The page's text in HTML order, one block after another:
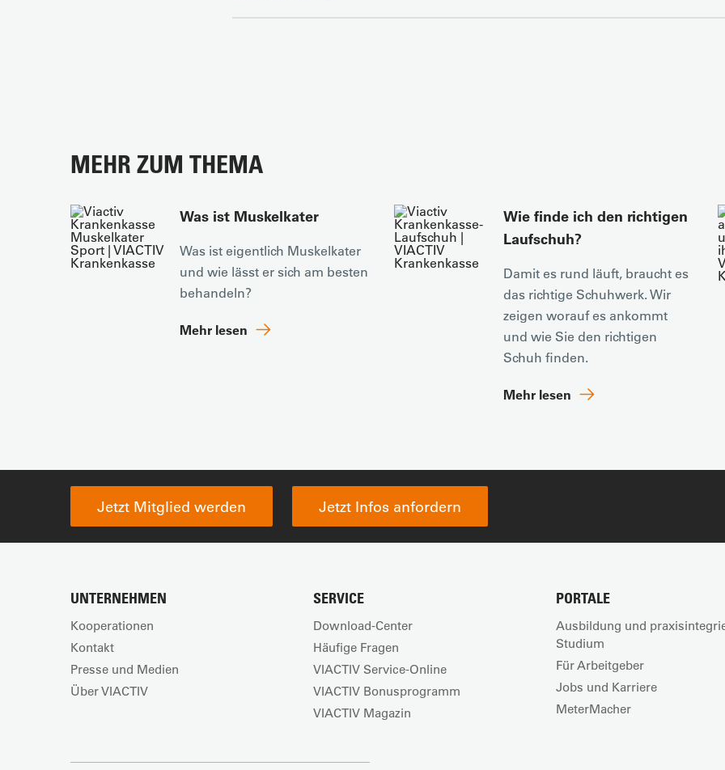
MEHR ZUM THEMA
Was ist Muskelkater
Was ist eigentlich Muskelkater
und wie lässt er sich am besten
behandeln?
Mehr lesen
Wie finde ich den richtigen
Laufschuh?
Damit es rund läuft, braucht es
das richtige Schuhwerk. Wir
zeigen worauf es ankommt
und wie Sie den richtigen
Schuh finden.
Mehr lesen
Jetzt Mitglied werden Jetzt Infos anfordern
UNTERNEHMEN
Kooperationen
Kontakt
Presse und Medien
Über VIACTIV
SERVICE
Download-Center
Häufige Fragen
VIACTIV Service-Online
VIACTIV Bonusprogramm
VIACTIV Magazin
PORTALE
Ausbildung und
Studium
Für Arbeitgeber
Jobs und Karriere
MeterMacher